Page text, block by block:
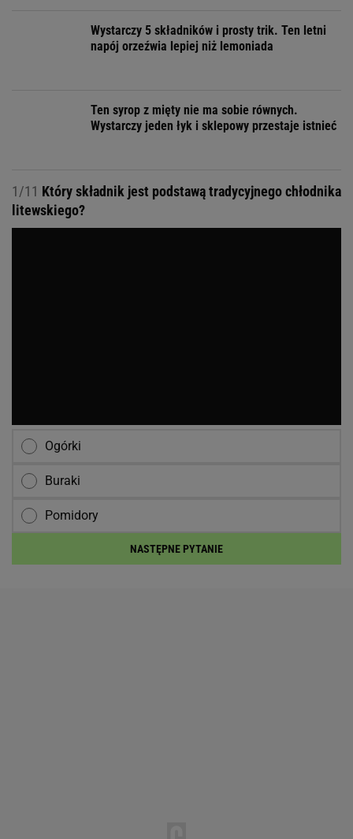
Wystarczy 5 składników i prosty trik. Ten letni
napój orzeźwia lepiej niż lemoniada
Ten syrop z mięty nie ma sobie równych.
Wystarczy jeden łyk i sklepowy przestaje istnieć
1/11 Który składnik jest podstawą tradycyjnego chłodnika
litewskiego?
Ogórki
Buraki
Pomidory
NASTĘPNE PYTANIE